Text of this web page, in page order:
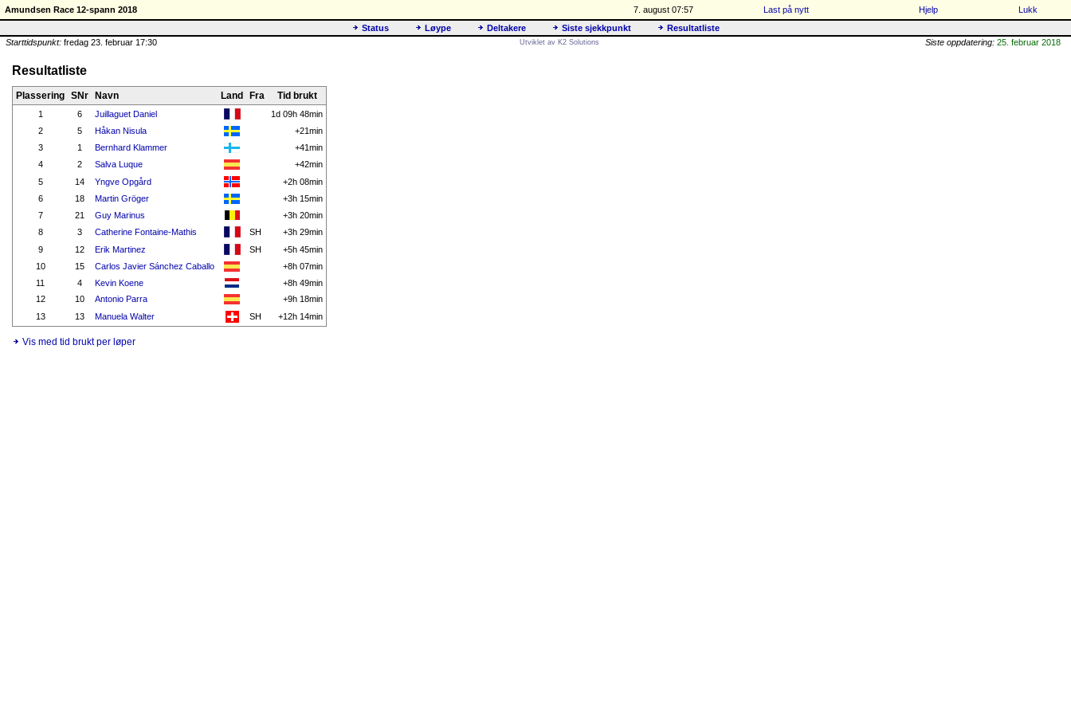
Amundsen Race 12-spann 2018 7. august 07:57 Last på nytt Hjelp
Lukk
Status
Løype Deltakere Siste sjekkpunkt
Resultatliste
Starttidspunkt: fredag 23. februar 17:30 Utviklet av K2 Solutions Siste oppdatering: 25. februar 2018
Resultatliste
Plassering SNr Navn Land Fra Tid brukt
1 6 Juillaguet Daniel
1d 09h 48min
2
5 Håkan Nisula
+21min
3
1 Bernhard Klammer
+41min
4
2 Salva Luque
+42min
5
14 Yngve Opgård
+2h 08min
6
18 Martin Gröger
+3h 15min
7
21 Guy Marinus
+3h 20min
8
3 Catherine Fontaine-Mathis SH
+3h 29min
9
12 Erik Martinez SH
+5h 45min
10
15 Carlos Javier Sánchez Caballo
+8h 07min
11
4 Kevin Koene
+8h 49min
12
10 Antonio Parra
+9h 18min
13
13 Manuela Walter SH +12h 14min
Vis med tid brukt per løper